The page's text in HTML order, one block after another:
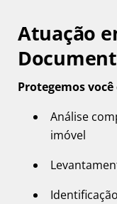
Atuação
Protegemos você
Análise
imóvel